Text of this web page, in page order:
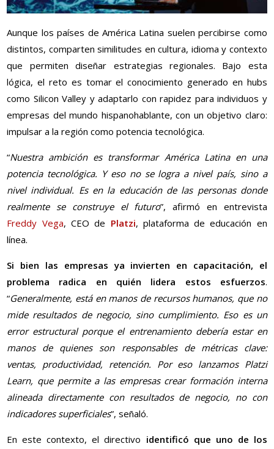
Aunque los países de América Latina suelen percibirse como
distintos, comparten similitudes en cultura, idioma y contexto
que permiten diseñar estrategias regionales. Bajo esta
lógica, el reto es tomar el conocimiento generado en hubs
como Silicon Valley y adaptarlo con rapidez para individuos y
empresas del mundo hispanohablante, con un objetivo claro:
impulsar a la región como potencia tecnológica.
“Nuestra ambición es transformar América Latina en una
potencia tecnológica. Y eso no se logra a nivel país, sino a
nivel individual. Es en la educación de las personas donde
realmente se construye el futuro”, afirmó en entrevista
Freddy Vega, CEO de Platzi, plataforma de educación en
línea.
Si bien las empresas ya invierten en capacitación, el
problema radica en quién lidera estos esfuerzos.
“Generalmente, está en manos de recursos humanos, que no
mide resultados de negocio, sino cumplimiento. Eso es un
error estructural porque el entrenamiento debería estar en
manos de quienes son responsables de métricas clave:
ventas, productividad, retención. Por eso lanzamos Platzi
Learn, que permite a las empresas crear formación interna
alineada directamente con resultados de negocio, no con
indicadores superficiales”, señaló.
En este contexto, el directivo identificó que uno de los